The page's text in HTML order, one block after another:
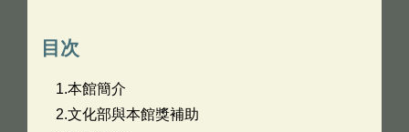
目次
1.本館簡介
2.文化部與本館獎補助